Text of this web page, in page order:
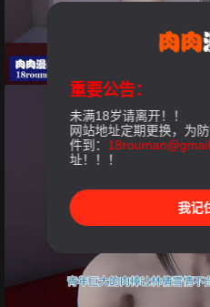
重要公告：
未满18岁请离开！！
网站地址定期更换，为
件到：
址！！！
我记